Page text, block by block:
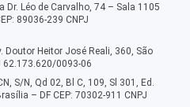
Dr. Léo de Carvalho, 74 – Sala 1105
89036-239 CNPJ
Doutor Heitor José Reali, 360, São
62.173.620/0093-06
S/N, Qd 02, Bl C, 109, Sl 301, Ed.
– DF CEP: 70302-911 CNPJ